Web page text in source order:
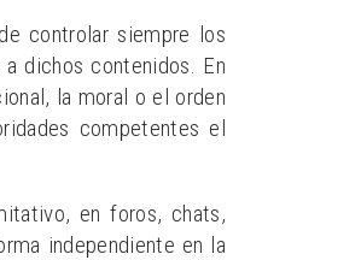
controlar siempre los
dichos contenidos. En
la moral o el orden
competentes el
en foros, chats,
independiente en la